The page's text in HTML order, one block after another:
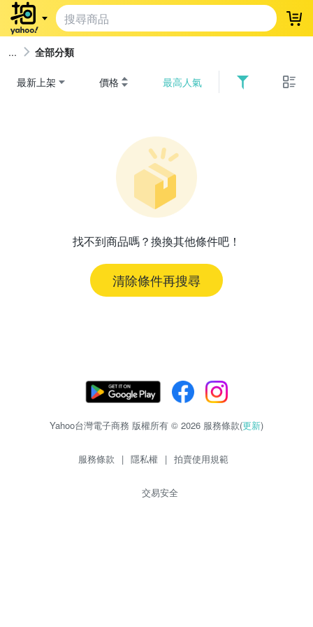
登
全部分類
最新上架 價格 最高人氣
找不到商品嗎？換換其他條件吧！
清除條件再搜尋
Yahoo台灣電子商務 版權所有 © 2026 服務條款(更新)
服務條款 | 隱私權 | 拍賣使用規範
交易安全